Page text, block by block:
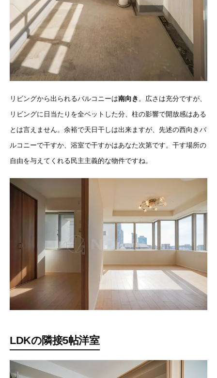
リビングから出られるバルコニーは南向き。広さは充分ですが、
リビングに日当たりを全ベットした分、柱の影響で開放感はある
とは言えません。余裕で天日干しは出来ますが、先述の西向きバ
ルコニーで干すか、浴室で干すかはあなた次第です。干す場所の
自由を与えてくれる民主主義的な物件ですね。
LDKの隣接5帖洋室